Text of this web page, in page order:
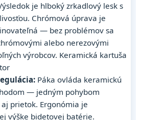
je hlboký zrkadlový lesk s
Chrómová úprava je
— bez problémov sa
alebo nerezovými
výrobcov. Keramická kartuša
Páka ovláda keramickú
— jedným pohybom
prietok. Ergonómia je
výške bidetovej batérie.